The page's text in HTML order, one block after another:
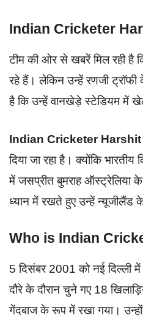
Indian Cricketer
टीम की ओर से खबरें मिल रही है
रहे हैं। लेकिन उन्हें रणजी ट्रॉफी
है कि उन्हें वानखेड़े स्टेडियम में
Indian Cricketer
दिया जा रहा है। क्योंकि
में जसप्रीत बुमराह ऑस्ट्रेलिया
ध्यान में रखते हुए उन्हें न्यूजीलैंड के
Who is Indian
5 दिसंबर 2001 को नई दिल्ली में
दौरे के दौरान चुने गए 18
गेंदबाज के रूप में रखा गया।